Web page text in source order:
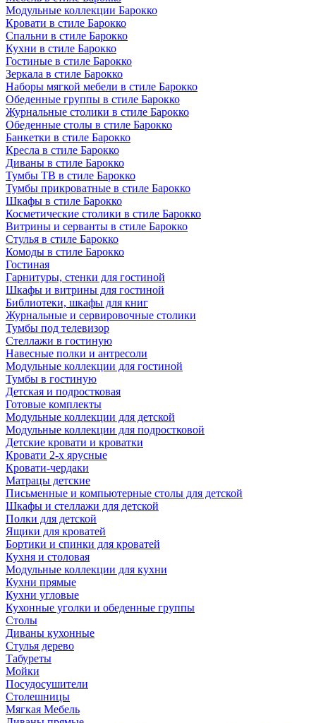
Модульные коллекции Барокко
Кровати в стиле Барокко
Спальни в стиле Барокко
Кухни в стиле Барокко
Гостиные в стиле Барокко
Зеркала в стиле Барокко
Наборы мягкой мебели в стиле Барокко
Обеденные группы в стиле Барокко
Журнальные столики в стиле Барокко
Обеденные столы в стиле Барокко
Банкетки в стиле Барокко
Кресла в стиле Барокко
Диваны в стиле Барокко
Тумбы ТВ в стиле Барокко
Тумбы прикроватные в стиле Барокко
Шкафы в стиле Барокко
Косметические столики в стиле Барокко
Витрины и серванты в стиле Барокко
Стулья в стиле Барокко
Комоды в стиле Барокко
Гостиная
Гарнитуры, стенки для гостиной
Шкафы и витрины для гостиной
Библиотеки, шкафы для книг
Журнальные и сервировочные столики
Тумбы под телевизор
Стеллажи в гостиную
Навесные полки и антресоли
Модульные коллекции для гостиной
Тумбы в гостиную
Детская и подростковая
Готовые комплекты
Модульные коллекции для детской
Модульные коллекции для подростковой
Детские кровати и кроватки
Кровати 2-х ярусные
Кровати-чердаки
Матрацы детские
Письменные и компьютерные столы для детской
Шкафы и стеллажи для детской
Полки для детской
Ящики для кроватей
Бортики и спинки для кроватей
Кухня и столовая
Модульные коллекции для кухни
Кухни прямые
Кухни угловые
Кухонные уголки и обеденные группы
Столы
Диваны кухонные
Стулья дерево
Табуреты
Мойки
Посудосушители
Столешницы
Мягкая Мебель